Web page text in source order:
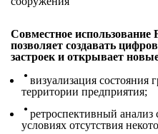
Совместное
позволяет создавать
застроек и открывает
визуализация состояния
территории предприятия;
ретроспективный
условиях отсутствия